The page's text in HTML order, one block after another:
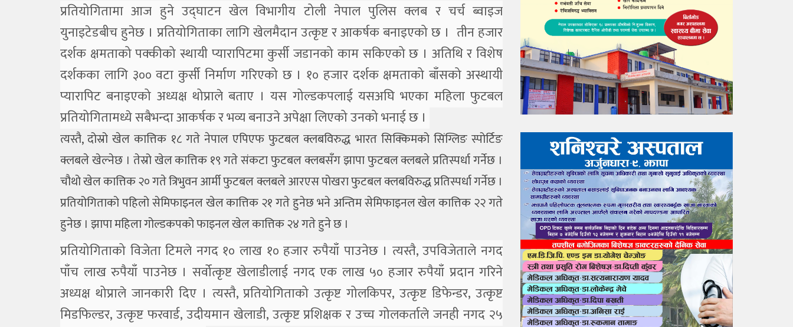
प्रतियोगितामा आज हुने उद्घाटन खेल विभागीय टोली नेपाल पुलिस क्लब र चर्च ब्वाइज
युनाइटेडबीच हुनेछ । प्रतियोगिताका लागि खेलमैदान उत्कृष्ट र आकर्षक बनाइएको छ । तीन हजार
दर्शक क्षमताको पक्कीको स्थायी प्यारापिटमा कुर्सी जडानको काम सकिएको छ । अतिथि र विशेष
दर्शकका लागि ३०० वटा कुर्सी निर्माण गरिएको छ । १० हजार दर्शक क्षमताको बाँसको अस्थायी
प्यारापिट बनाइएको अध्यक्ष थोप्राले बताए । यस गोल्डकपलाई यसअघि भएका महिला फुटबल
प्रतियोगितामध्ये सबैभन्दा आकर्षक र भव्य बनाउने अपेक्षा लिएको उनको भनाई छ ।
त्यस्तै, दोस्रो खेल कात्तिक १८ गते नेपाल एपिएफ फुटबल क्लबविरुद्ध भारत सिक्किमको सिंग्लिङ स्पोर्टिङ
क्लबले खेल्नेछ । तेस्रो खेल कात्तिक १९ गते संकटा फुटबल क्लबसँग झापा फुटबल क्लबले प्रतिस्पर्धा गर्नेछ ।
चौथो खेल कात्तिक २० गते त्रिभुवन आर्मी फुटबल क्लबले आरएस पोखरा फुटबल क्लबविरुद्ध प्रतिस्पर्धा गर्नेछ ।
प्रतियोगिताको पहिलो सेमिफाइनल खेल कात्तिक २१ गते हुनेछ भने अन्तिम सेमिफाइनल खेल कात्तिक २२ गते
हुनेछ । झापा महिला गोल्डकपको फाइनल खेल कात्तिक २४ गते हुने छ ।
प्रतियोगिताको विजेता टिमले नगद १० लाख १० हजार रुपैयाँ पाउनेछ । त्यस्तै, उपविजेताले नगद
पाँच लाख रुपैयाँ पाउनेछ । सर्वोत्कृष्ट खेलाडीलाई नगद एक लाख ५० हजार रुपैयाँ प्रदान गरिने
अध्यक्ष थोप्राले जानकारी दिए । त्यस्तै, प्रतियोगिताको उत्कृष्ट गोलकिपर, उत्कृष्ट डिफेन्डर, उत्कृष्ट
मिडफिल्डर, उत्कृष्ट फरवार्ड, उदीयमान खेलाडी, उत्कृष्ट प्रशिक्षक र उच्च गोलकर्ताले जनही नगद २५